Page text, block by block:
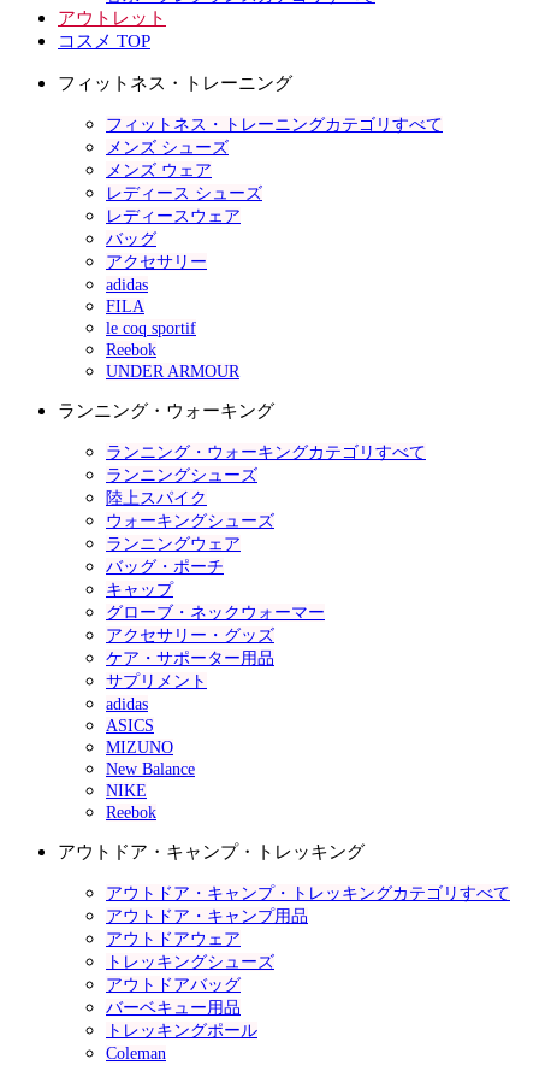
アウトレット
コスメ TOP
フィットネス・トレーニング
フィットネス・トレーニングカテゴリすべて
メンズ シューズ
メンズ ウェア
レディース シューズ
レディースウェア
バッグ
アクセサリー
adidas
FILA
le coq sportif
Reebok
UNDER ARMOUR
ランニング・ウォーキング
ランニング・ウォーキングカテゴリすべて
ランニングシューズ
陸上スパイク
ウォーキングシューズ
ランニングウェア
バッグ・ポーチ
キャップ
グローブ・ネックウォーマー
アクセサリー・グッズ
ケア・サポーター用品
サプリメント
adidas
ASICS
MIZUNO
New Balance
NIKE
Reebok
アウトドア・キャンプ・トレッキング
アウトドア・キャンプ・トレッキングカテゴリすべて
アウトドア・キャンプ用品
アウトドアウェア
トレッキングシューズ
アウトドアバッグ
バーベキュー用品
トレッキングポール
Coleman